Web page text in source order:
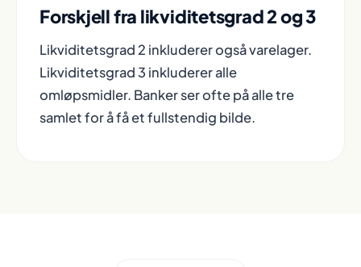
Forskjell fra likviditetsgrad 2 og 3
Likviditetsgrad 2 inkluderer også varelager.
Likviditetsgrad 3 inkluderer alle
omløpsmidler. Banker ser ofte på alle tre
samlet for å få et fullstendig bilde.